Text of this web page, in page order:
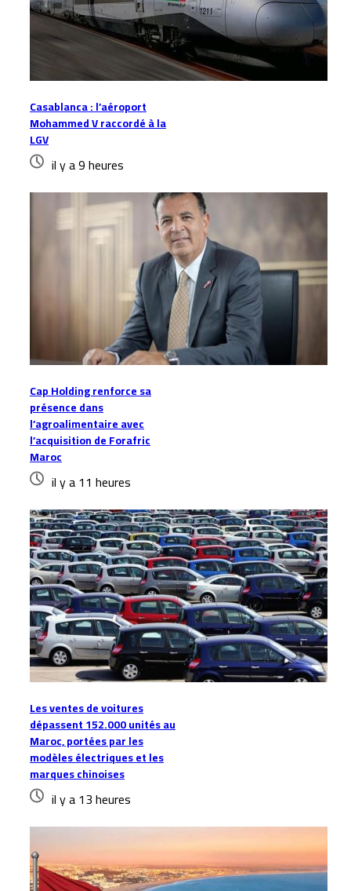
Casablanca : l’aéroport
Mohammed V raccordé à la
LGV
il y a 9 heures
Cap Holding renforce sa
présence dans
l’agroalimentaire avec
l’acquisition de Forafric
Maroc
il y a 11 heures
Les ventes de voitures
dépassent 152.000 unités au
Maroc, portées par les
modèles électriques et les
marques chinoises
il y a 13 heures